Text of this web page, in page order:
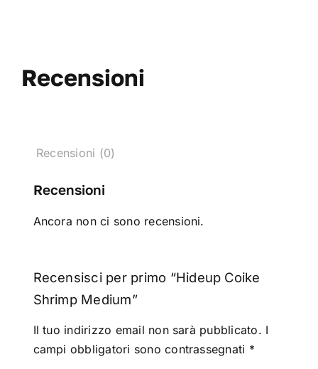
Recensioni
Recensioni (0)
Recensioni
Ancora non ci sono recensioni.
Recensisci per primo “Hideup Coike
Shrimp Medium”
Il tuo indirizzo email non sarà pubblicato. I
campi obbligatori sono contrassegnati *